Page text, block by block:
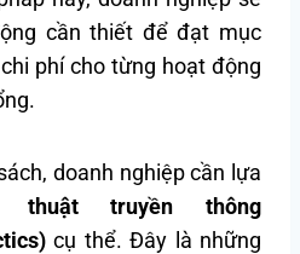
cần thiết để đạt mục
phí cho từng hoạt động
doanh nghiệp cần lựa
thuật truyền thông
cụ thể. Đây là những